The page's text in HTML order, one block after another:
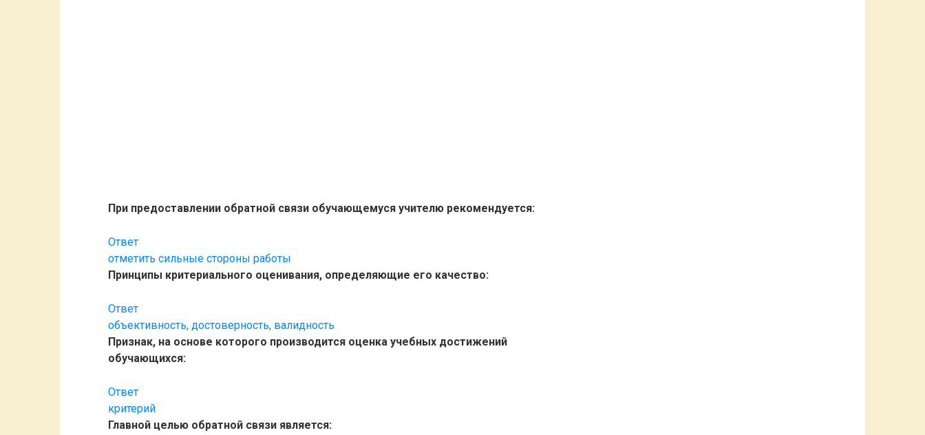
При предоставлении обратной связи обучающемуся учителю рекомендуется:
Ответ
отметить сильные стороны работы
Принципы критериального оценивания, определяющие его качество:
Ответ
объективность, достоверность, валидность
Признак, на основе которого производится оценка учебных достижений
обучающихся:
Ответ
критерий
Главной целью обратной связи является: